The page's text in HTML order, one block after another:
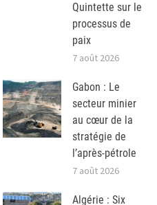
Quintette sur le
processus de
paix
7 août 2026
Gabon : Le
secteur minier
au cœur de la
stratégie de
l’après-pétrole
7 août 2026
Algérie : Six